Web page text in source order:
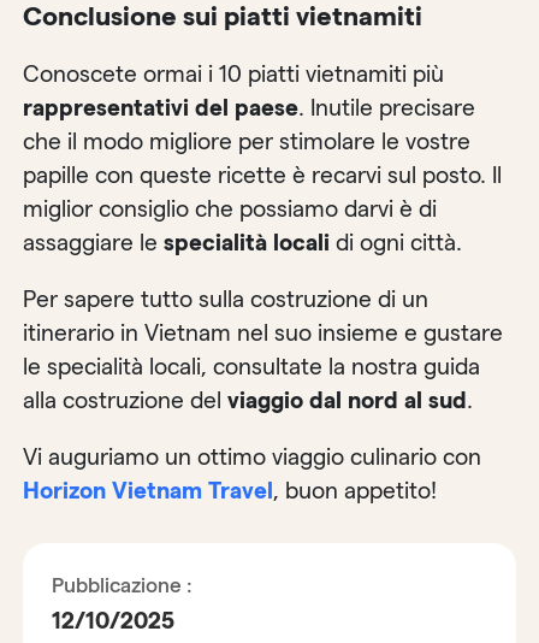
Conclusione sui piatti vietnamiti
Conoscete ormai i 10 piatti vietnamiti più
rappresentativi del paese. Inutile precisare
che il modo migliore per stimolare le vostre
papille con queste ricette è recarvi sul posto. Il
miglior consiglio che possiamo darvi è di
assaggiare lespecialità locali di ogni città.
Per sapere tutto sulla costruzione di un
itinerario in Vietnam nel suo insieme e gustare
le specialità locali, consultate la nostra guida
alla costruzione delviaggio dal nord al sud .
Vi auguriamo un ottimo viaggio culinario con
Horizon Vietnam Travel , buon appetito!
Pubblicazione :
12/10/2025